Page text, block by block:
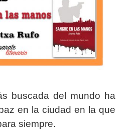
buscada del mundo ha
en la ciudad en la que
siempre.